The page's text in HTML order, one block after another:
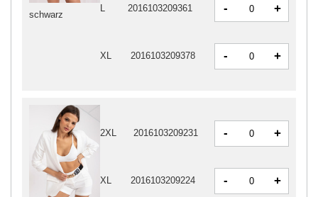
schwarz
L 2016103209361 - +
XL 2016103209378 - +
2XL 2016103209231 - +
XL 2016103209224 - +